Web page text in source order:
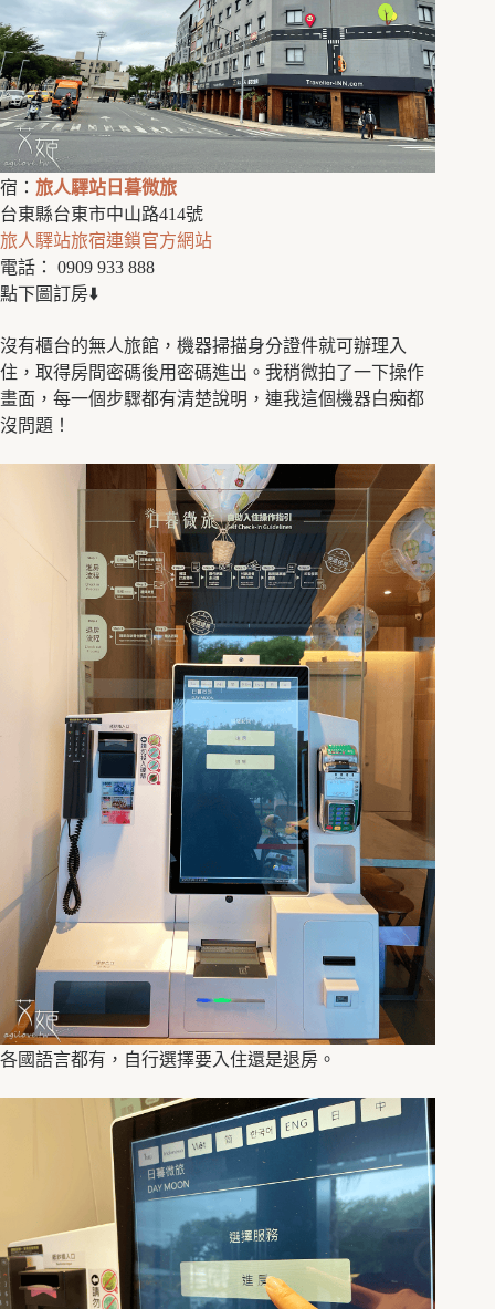
宿： 旅人驛站日暮微旅
台東縣台東市中山路414號
旅人驛站旅宿連鎖官方網站
電話： 0909 933 888
點下圖訂房⬇️
沒有櫃台的無人旅館，機器掃描身分證件就可辦理入
住，取得房間密碼後用密碼進出。我稍微拍了一下操作
畫面，每一個步驟都有清楚說明，連我這個機器白痴都
沒問題！
各國語言都有，自行選擇要入住還是退房。